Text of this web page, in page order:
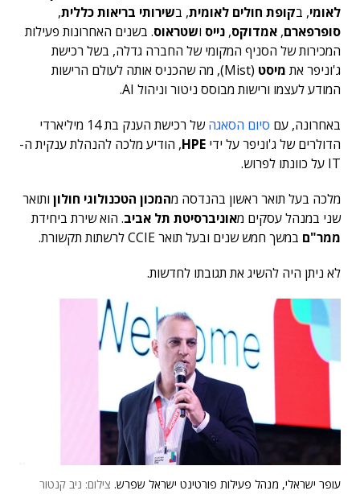
לאומי, בקופת חולים לאומית, בשירותי בריאות כללית,
סופרפארם, אמדוקס, נייס ושטראוס. בשנים האחרונות פעילות
המכירות של הסניף המקומי של החברה גדלה, בשל רכישת
ג'וניפר את מיסט
(Mist), מה שהכניס אותה לעולם הרישות
המודע לעצמו ורישות מבוסס ניטור וניהול AI.
באחרונה, עם סיום הסאגה
של רכישת הענק בת 14 מיליארדי
הדולרים של ג'וניפר על ידי HPE, הודיע מלכה להנהלת ענקית ה-
IT על כוונתו לפרוש.
מלכה בעל תואר ראשון בהנדסה מהמכון הטכנולוגי חולון ותואר
שני במנהל עסקים מאוניברסיטת תל אביב. הוא שירת ביחידת
ממר"ם במשך חמש שנים ובעל תואר CCIE לרשתות תקשורת.
לא ניתן היה להשיג את תגובתו לחדשות.
עופר ישראלי, מנהל פעילות פורטינט ישראל שפרש. צילום: ניב קנטור